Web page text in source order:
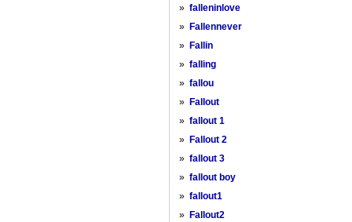
» falleninlove
» Fallennever
» Fallin
» falling
» fallou
» Fallout
» fallout 1
» Fallout 2
» fallout 3
» fallout boy
» fallout1
» Fallout2